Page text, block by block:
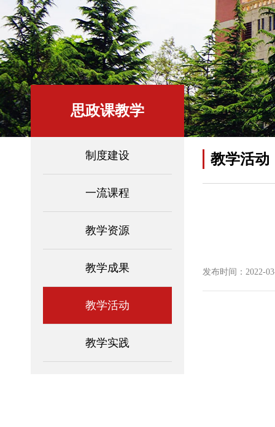
思政课教学
制度建设
一流课程
教学资源
教学成果
教学活动
教学实践
教学活动
发布时间：2022-